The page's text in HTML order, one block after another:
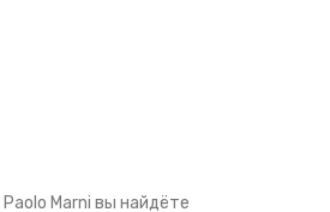
Marni вы найдёте